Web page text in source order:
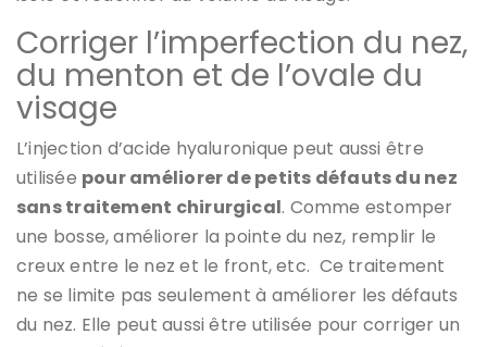
Corriger l’imperfection du nez,
du menton et de l’ovale du
visage
L’injection d’acide hyaluronique peut aussi être
utilisée pour améliorer de petits défauts du nez
sans traitement chirurgical. Comme estomper
une bosse, améliorer la pointe du nez, remplir le
creux entre le nez et le front, etc. Ce traitement
ne se limite pas seulement à améliorer les défauts
du nez. Elle peut aussi être utilisée pour corriger un